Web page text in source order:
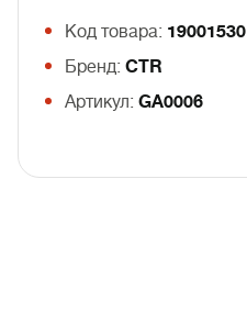
Код товара: 19001530
Бренд: CTR
Артикул: GA0006